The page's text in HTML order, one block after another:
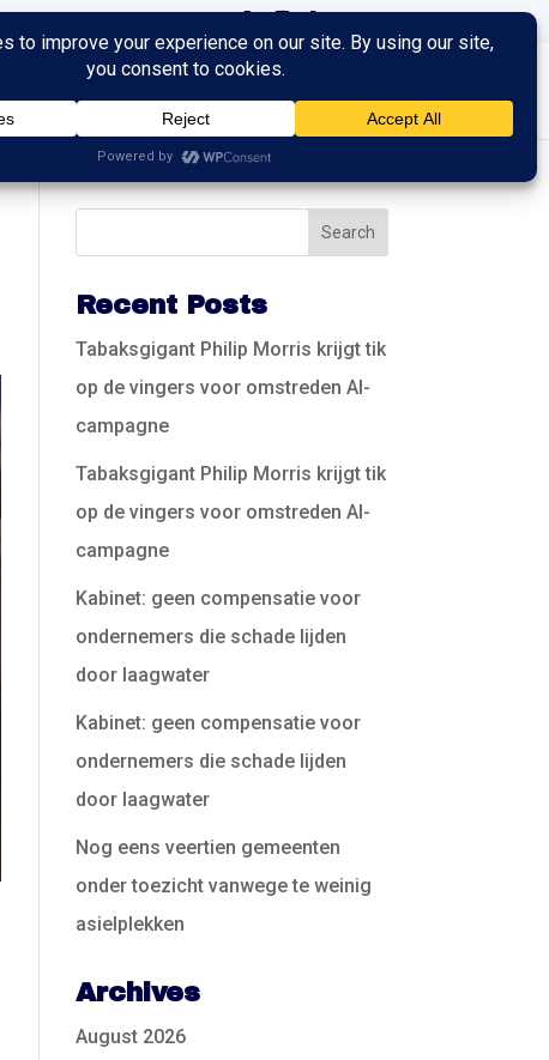
Recent Posts
Tabaksgigant Philip Morris krijgt tik
op de vingers voor omstreden AI-
campagne
Tabaksgigant Philip Morris krijgt tik
op de vingers voor omstreden AI-
campagne
Kabinet: geen compensatie voor
ondernemers die schade lijden
door laagwater
Kabinet: geen compensatie voor
ondernemers die schade lijden
door laagwater
Nog eens veertien gemeenten
onder toezicht vanwege te weinig
asielplekken
Archives
August 2026